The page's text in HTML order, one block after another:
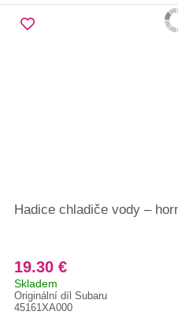
Hadice chladiče vody –
19.30 €
Skladem
Originální díl Subaru
45161XA000